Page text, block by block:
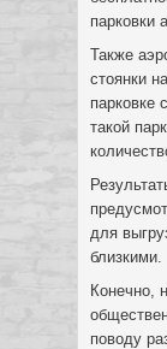
парковки
Также
стоянки
парковке
такой
для
близкими.
Конечно,
поводу